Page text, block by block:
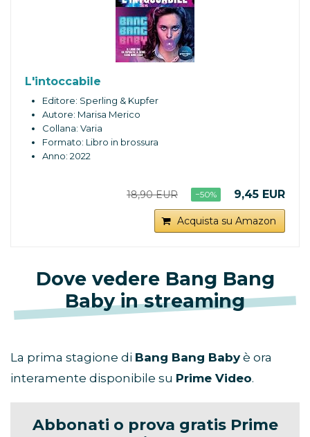
L'intoccabile
Editore: Sperling & Kupfer
Autore: Marisa Merico
Collana: Varia
Formato: Libro in brossura
Anno: 2022
18,90 EUR −50% 9,45 EUR
Acquista su Amazon
Dove vedere Bang Bang
Baby in streaming
La prima stagione di Bang Bang Babyè ora
interamente disponibile su Prime Video.
Abbonati o prova gratis Prime